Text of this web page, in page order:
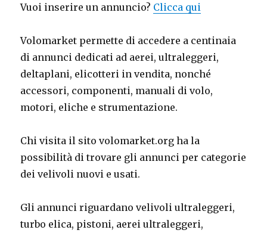
Vuoi inserire un annuncio? Clicca qui
Volomarket permette di accedere a centinaia
di annunci dedicati ad aerei, ultraleggeri,
deltaplani, elicotteri in vendita, nonché
accessori, componenti, manuali di volo,
motori, eliche e strumentazione.
Chi visita il sito volomarket.org ha la
possibilità di trovare gli annunci per categorie
dei velivoli nuovi e usati.
Gli annunci riguardano velivoli ultraleggeri,
turbo elica, pistoni, aerei ultraleggeri,